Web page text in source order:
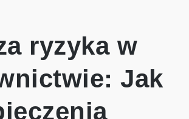
ryzyka w
Jak